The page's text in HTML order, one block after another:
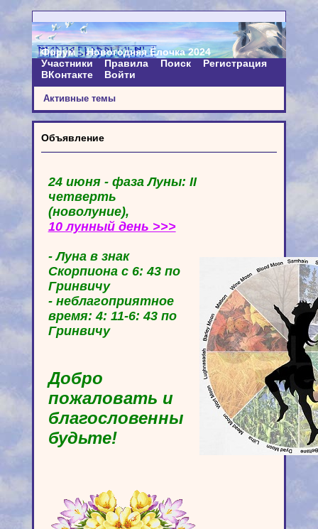
Форум
Новогодняя Ёлочка 2024
Участники
Правила Поиск
Регистрация
ВКонтакте
Войти
Активные темы
Объявление
24 июня - фаза Луны: II
четверть
(новолуние),
10 лунный день >>>
- Луна в знак
Скорпиона с 6: 43 по
Гринвичу
- неблагоприятное
время: 4: 11-6: 43 по
Гринвичу
Добро
пожаловать и
благословенны
будьте!